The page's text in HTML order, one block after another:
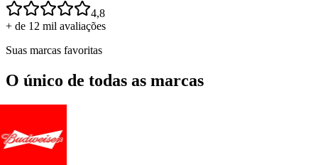
4,8
+ de 12 mil avaliações
Suas marcas favoritas
O único de todas as marcas